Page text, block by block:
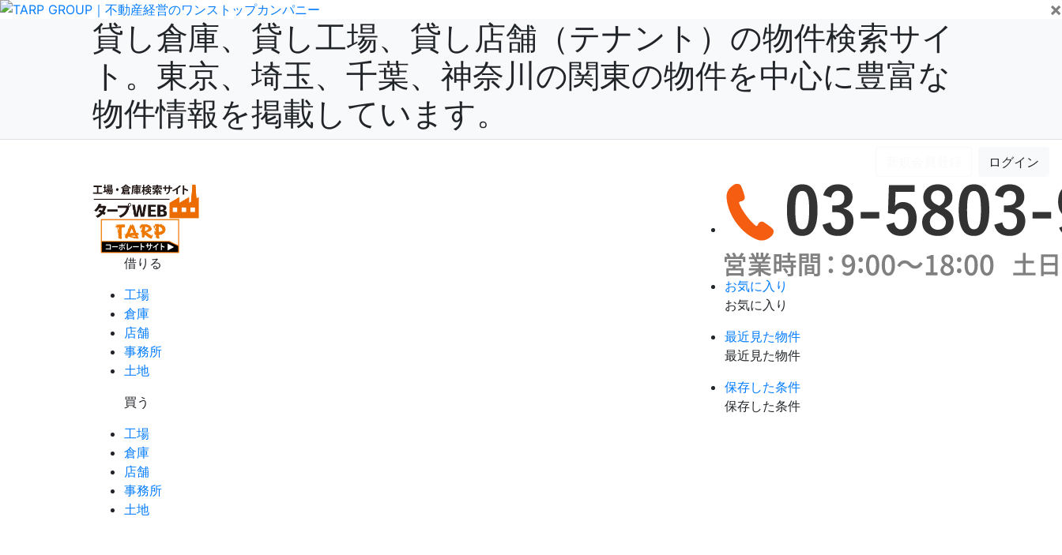
×
貸し倉庫、貸し工場、貸し店舗（テナント）の物件検索サイ
ト。東京、埼玉、千葉、神奈川の関東の物件を中心に豊富な
物件情報を掲載しています。
ログイン
借りる
工場
倉庫
店舗
事務所
土地
買う
工場
倉庫
店舗
事務所
土地
お気に入り
お気に入り
最近見た物件
最近見た物件
保存した条件
保存した条件